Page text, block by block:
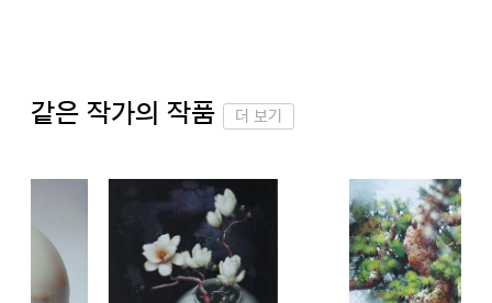
같은 작가의 작품 더 보기